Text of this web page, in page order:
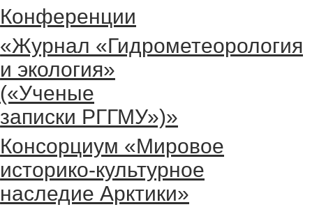
Конференции
«Журнал «Гидрометеорология
и экология»
(«Ученые
записки РГГМУ»)»
Консорциум «Мировое
историко-культурное
наследие Арктики»